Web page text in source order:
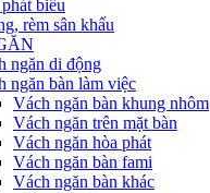
biểu
rèm sân khấu
ngăn di động
ngăn bàn làm việc
Vách ngăn bàn khung nhôm
Vách ngăn trên mặt bàn
Vách ngăn hòa phát
Vách ngăn bàn fami
Vách ngăn bàn khác